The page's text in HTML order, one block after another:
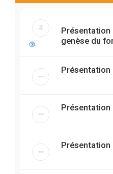
Présentation
genèse du
Présentation
Présentation
Présentation